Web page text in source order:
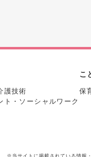
護技術
ト・ソーシャルワーク
こ
保
※当サイトに掲載されている情報